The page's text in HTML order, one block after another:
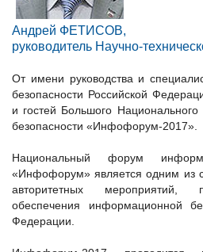
Андрей ФЕТИСОВ,
руководитель Научно-
От имени руководства и
безопасности Российской
и гостей Большого
безопасности «Инфофорум-2017».
Национальный форум
«Инфофорум» является одним из
авторитетных мероприятий,
обеспечения информационной
Федерации.